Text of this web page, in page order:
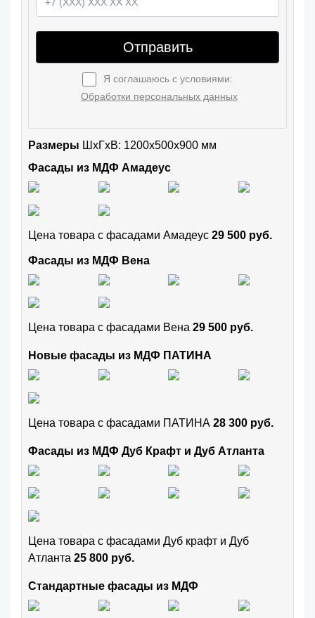
Отправить
Я соглашаюсь с условиями:
Обработки персональных данных
Размеры ШxГхВ: 1200x500x900 мм
Фасады из МДФ Амадеус
Цена товара с фасадами Амадеус 29 500 руб.
Фасады из МДФ Вена
Цена товара с фасадами Вена 29 500 руб.
Новые фасады из МДФ ПАТИНА
Цена товара с фасадами ПАТИНА 28 300 руб.
Фасады из МДФ Дуб Крафт и Дуб Атланта
Цена товара с фасадами Дуб крафт и Дуб
Атланта 25 800 руб.
Стандартные фасады из МДФ